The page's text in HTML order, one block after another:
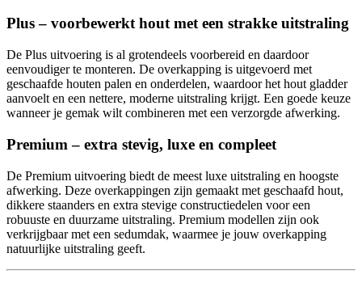
Plus – voorbewerkt hout met een strakke uitstraling
De Plus uitvoering is al grotendeels voorbereid en daardoor
eenvoudiger te monteren. De overkapping is uitgevoerd met
geschaafde houten palen en onderdelen, waardoor het hout gladder
aanvoelt en een nettere, moderne uitstraling krijgt. Een goede keuze
wanneer je gemak wilt combineren met een verzorgde afwerking.
Premium – extra stevig, luxe en compleet
De Premium uitvoering biedt de meest luxe uitstraling en hoogste
afwerking. Deze overkappingen zijn gemaakt met geschaafd hout,
dikkere staanders en extra stevige constructiedelen voor een
robuuste en duurzame uitstraling. Premium modellen zijn ook
verkrijgbaar met een sedumdak, waarmee je jouw overkapping
natuurlijke uitstraling geeft.